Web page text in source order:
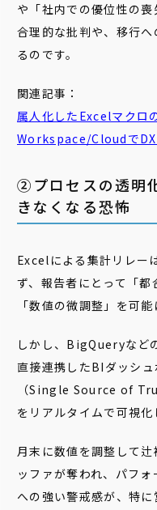
や「社内での優位性の
合理的な批判や、移行
るのです。
関連記事：
属人化したExcelマクロ
Workspace/CloudでDX
②プロセスの透明
きなくなる恐怖
Excelによる集計リレー
ず、報告者にとって「
「数値の微調整」を可
しかし、BigQueryなど
直接連携したBIダッシ
（Single Source of
をリアルタイムで可視化
月末に数値を調整して
ッファが奪われ、パフ
への強い警戒感が、特